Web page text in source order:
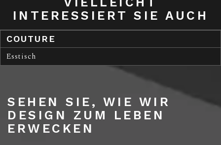
INTERESSIERT SIE AUCH
COUTURE
Esstisch
SEHEN SIE, WIE WIR
DESIGN ZUM LEBEN
ERWECKEN